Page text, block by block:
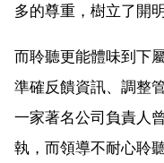
多的尊重，樹立了開
而聆聽更能體味到下
準確反饋資訊、調整
一家著名公司負責人
執，而領導不耐心聆